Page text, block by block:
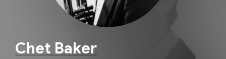
Chet Baker